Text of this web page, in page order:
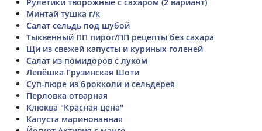
Минтай тушка г/к
Салат сельдь под шубой
Тыквенный ПП пирог/ПП рецепты без сахара
Щи из свежей капусты и куриных голеней
Салат из помидоров с луком
Лепёшка Грузинская Шоти
Суп-пюре из брокколи и сельдерея
Перловка отварная
Клюква "Красная цена"
Капуста маринованная